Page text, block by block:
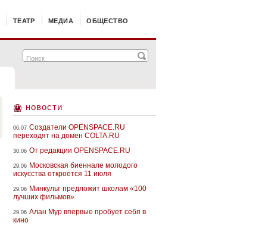
ТЕАТР МЕДИА ОБЩЕСТВО
новости
06.07 Создатели OPENSPACE.RU
переходят на домен COLTA.RU
30.06 От редакции OPENSPACE.RU
29.06 Московская биеннале молодого
искусства откроется 11 июля
29.06 Минкульт предложит школам «100
лучших фильмов»
29.06 Алан Мур впервые пробует себя в
кино